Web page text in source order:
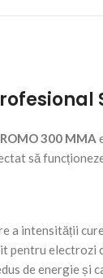
300 MMA
să
a intensității
pentru electrozi
de energie și